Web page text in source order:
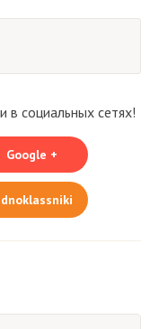
в социальных сетях!
Google +